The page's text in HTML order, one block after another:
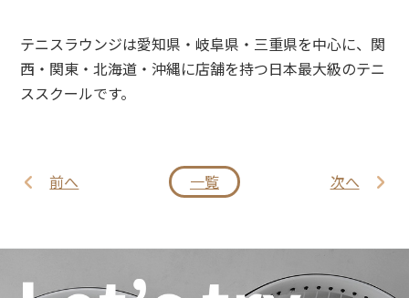
テニスラウンジは愛知県・岐阜県・三重県を中心に、関
西・関東・北海道・沖縄に店舗を持つ日本最大級のテニ
ススクールです。
前へ 一覧 次へ